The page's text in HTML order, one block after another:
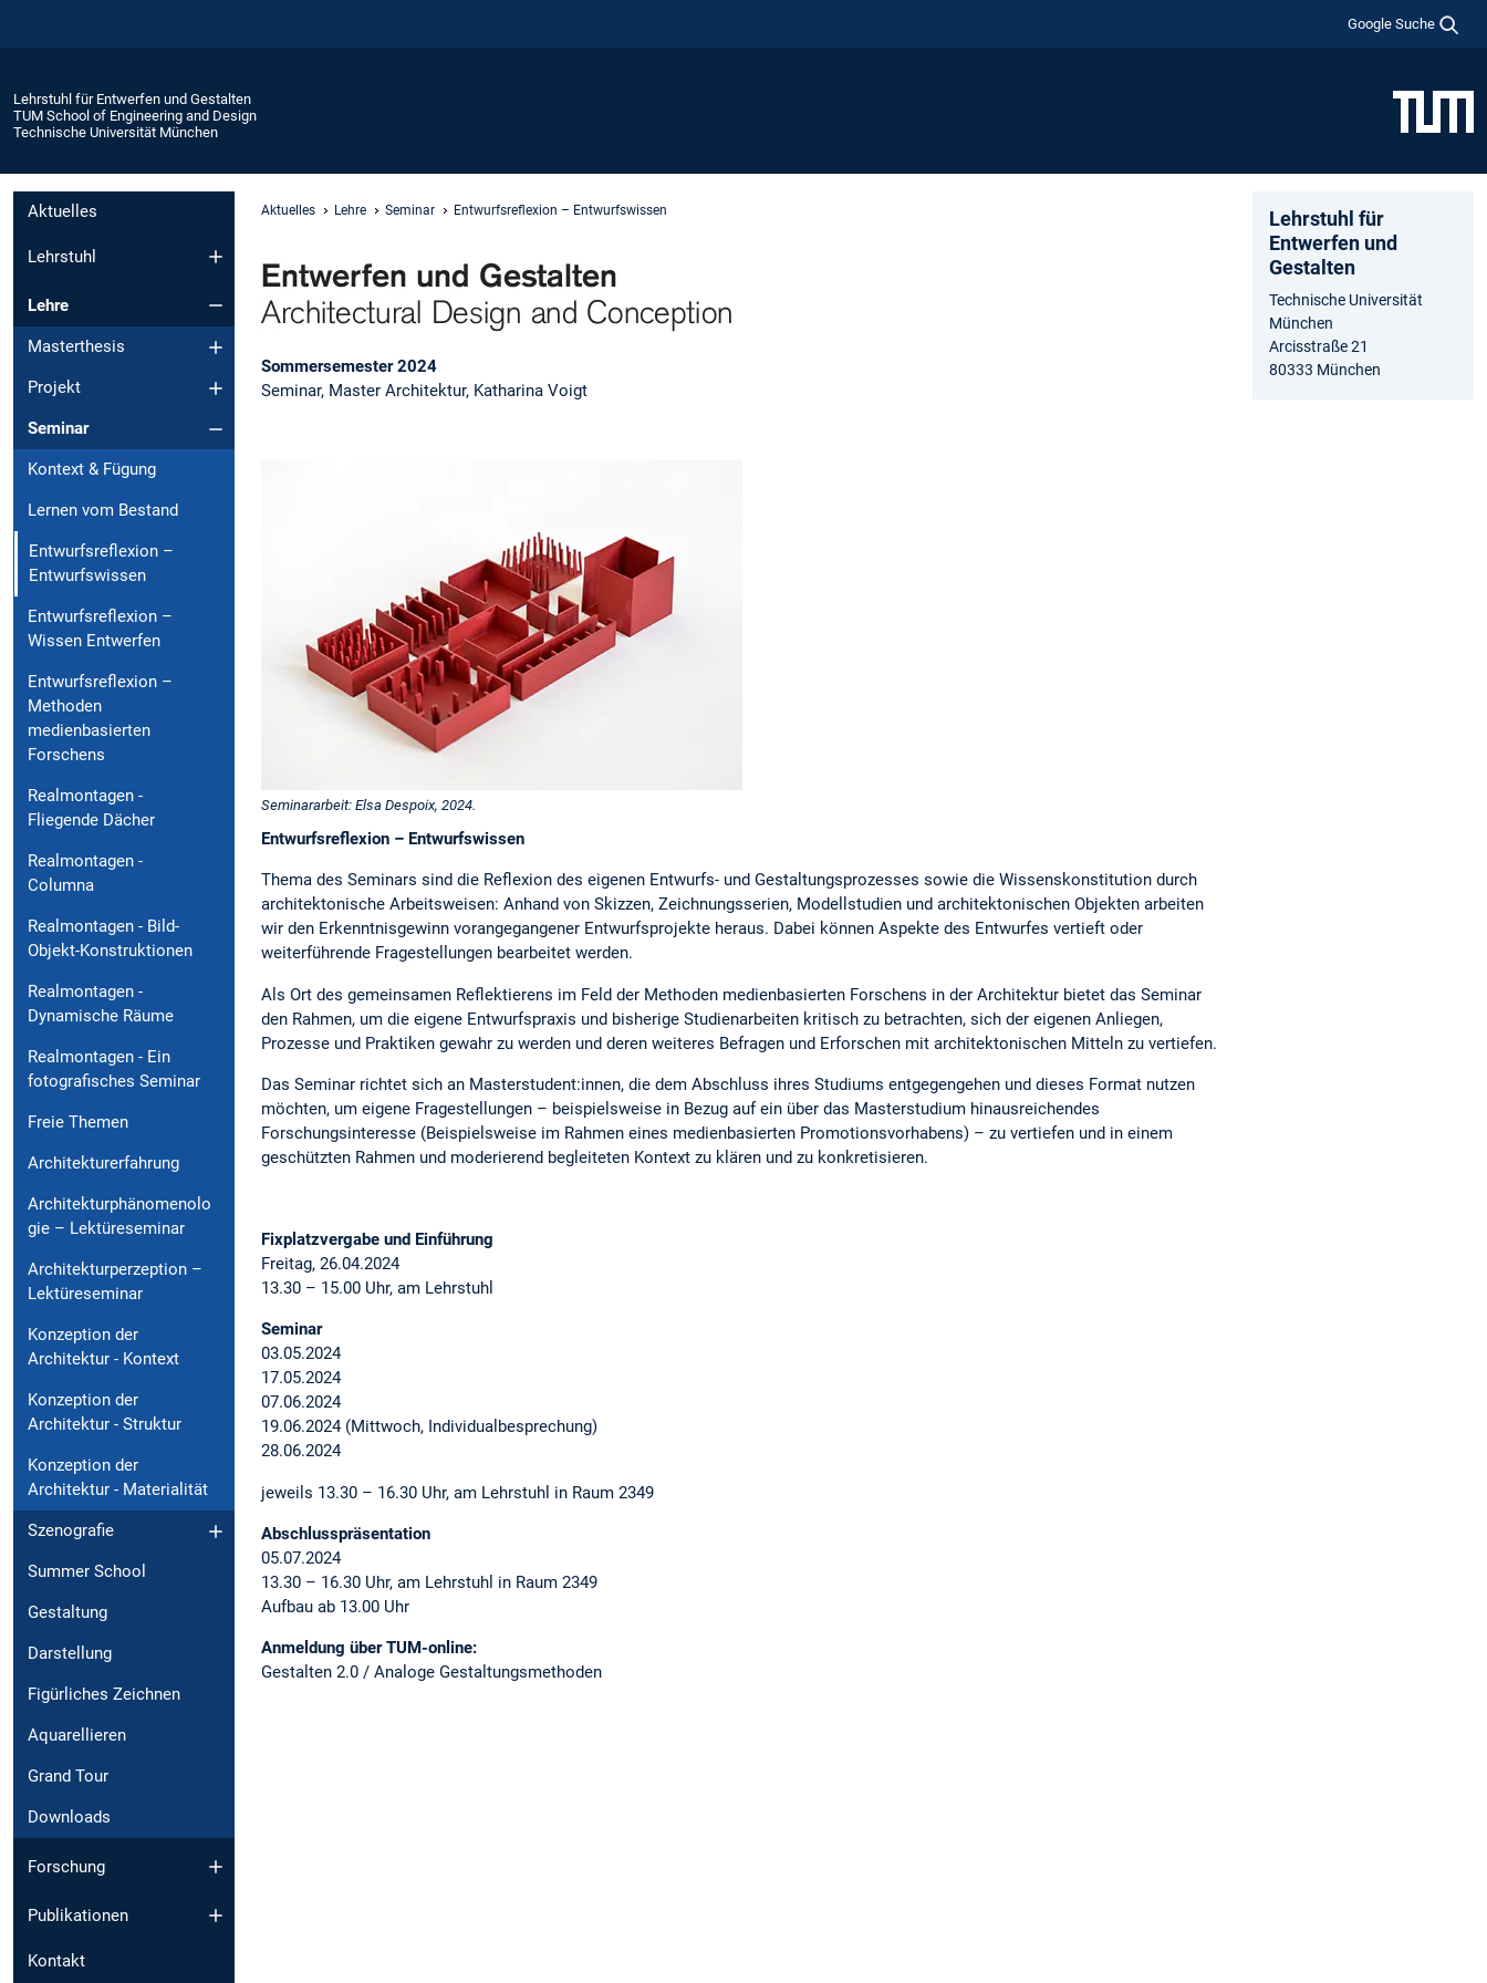
Google Suche
Lehrstuhl für Entwerfen und Gestalten
TUM School of Engineering and Design
Technische Universität München
Aktuelles
Lehrstuhl
Lehre
Masterthesis
Projekt
Seminar
Kontext & Fügung
Lernen vom Bestand
Entwurfsreflexion –
Entwurfswissen
Entwurfsreflexion –
Wissen Entwerfen
Entwurfsreflexion –
Methoden
medienbasierten
Forschens
Realmontagen -
Fliegende Dächer
Realmontagen -
Columna
Realmontagen - Bild-
Objekt-Konstruktionen
Realmontagen -
Dynamische Räume
Realmontagen - Ein
fotografisches Seminar
Freie Themen
Architekturerfahrung
Architekturphänomenolo
gie – Lektüreseminar
Architekturperzeption –
Lektüreseminar
Konzeption der
Architektur - Kontext
Konzeption der
Architektur - Struktur
Konzeption der
Architektur - Materialität
Szenografie
Summer School
Gestaltung
Darstellung
Figürliches Zeichnen
Aquarellieren
Grand Tour
Downloads
Forschung
Publikationen
Kontakt
Aktuelles Lehre Seminar Entwurfsreflexion – Entwurfswissen
Sommersemester 2024
Seminar, Master Architektur, Katharina Voigt
Seminararbeit: Elsa Despoix, 2024.
Entwurfsreflexion – Entwurfswissen
Thema des Seminars sind die Reflexion des eigenen Entwurfs- und Gestaltungsprozesses sowie die Wissenskonstitution durch
architektonische Arbeitsweisen: Anhand von Skizzen, Zeichnungsserien, Modellstudien und architektonischen Objekten arbeiten
wir den Erkenntnisgewinn vorangegangener Entwurfsprojekte heraus. Dabei können Aspekte des Entwurfes vertieft oder
weiterführende Fragestellungen bearbeitet werden.
Als Ort des gemeinsamen Reflektierens im Feld der Methoden medienbasierten Forschens in der Architektur bietet das Seminar
den Rahmen, um die eigene Entwurfspraxis und bisherige Studienarbeiten kritisch zu betrachten, sich der eigenen Anliegen,
Prozesse und Praktiken gewahr zu werden und deren weiteres Befragen und Erforschen mit architektonischen Mitteln zu vertiefen.
Das Seminar richtet sich an Masterstudent:innen, die dem Abschluss ihres Studiums entgegengehen und dieses Format nutzen
möchten, um eigene Fragestellungen ­– beispielsweise in Bezug auf ein über das Masterstudium hinausreichendes
Forschungsinteresse (Beispielsweise im Rahmen eines medienbasierten Promotionsvorhabens) – zu vertiefen und in einem
geschützten Rahmen und moderierend begleiteten Kontext zu klären und zu konkretisieren.
Fixplatzvergabe und Einführung
Freitag, 26.04.2024
13.30 – 15.00 Uhr, am Lehrstuhl
Seminar
03.05.2024
17.05.2024
07.06.2024
19.06.2024 (Mittwoch, Individualbesprechung)
28.06.2024
jeweils 13.30 – 16.30 Uhr, am Lehrstuhl in Raum 2349
Abschlusspräsentation
05.07.2024
13.30 – 16.30 Uhr, am Lehrstuhl in Raum 2349
Aufbau ab 13.00 Uhr
Anmeldung über TUM-online:
Gestalten 2.0 / Analoge Gestaltungsmethoden
Lehrstuhl für
Entwerfen und
Gestalten
Technische Universität
München
Arcisstraße 21
80333 München